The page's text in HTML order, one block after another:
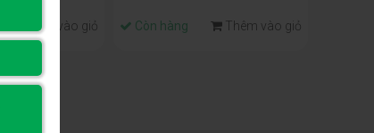
Thêm vào giỏ Còn hàng Thêm vào giỏ